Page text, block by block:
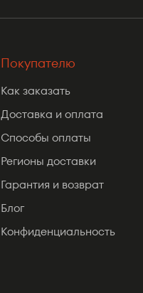
Покупателю
Как заказать
Доставка и оплата
Способы оплаты
Регионы доставки
Гарантия и возврат
Блог
Конфиденциальность